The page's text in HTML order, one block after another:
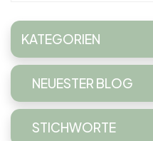
KATEGORIEN
NEUESTER BLOG
STICHWORTE